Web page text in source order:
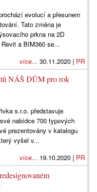
evolucí a přesunem
Tato změna je
prkna na 2D
a BIM360 se...
více... 30.11.2020 | PR
NÁŠ DŮM pro rok
s.r.o. představuje
nabídce 700 typových
prezentovány v katalogu
vyšel v...
více... 19.10.2020 | PR